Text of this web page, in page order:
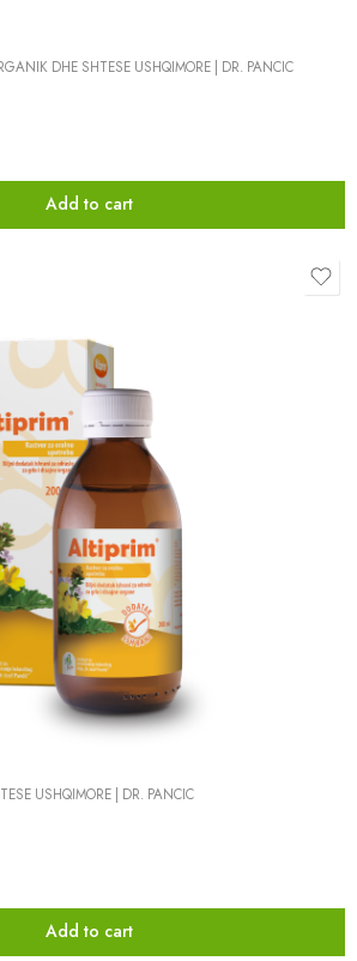
DHE SHTESË USHQIMORE DR. PANCIC
Add to cart
USHQIMORE DR. PANCIC
Add to cart